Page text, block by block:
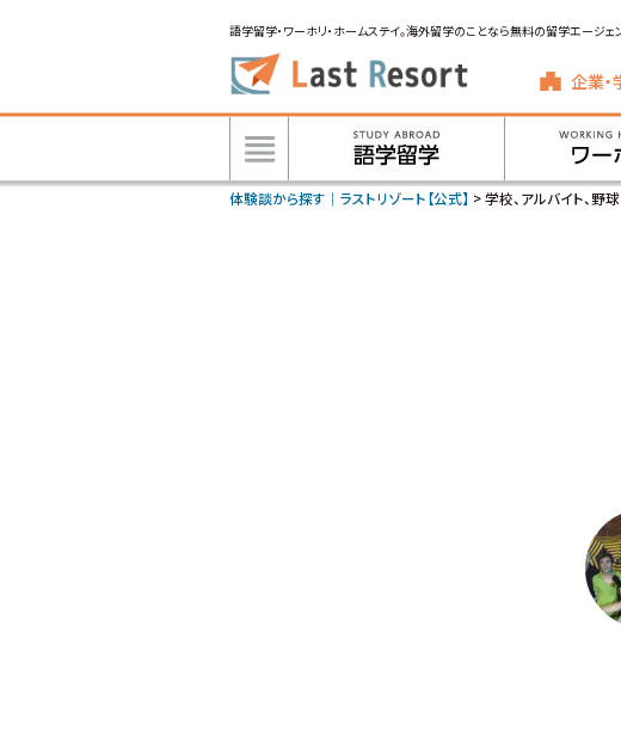
語学留学・ワーホリ・ホームステイ。海外留学のことなら無料の留学エージェン
企業
体験談から探す｜ラストリゾート【公式】 >学校、アルバイト、野